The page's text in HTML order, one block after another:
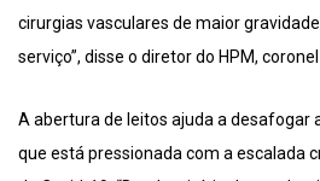
cirurgias vasculares de maior
serviço”, disse o diretor do HPM,
A abertura de leitos ajuda a desafogar
que está pressionada com a escalada